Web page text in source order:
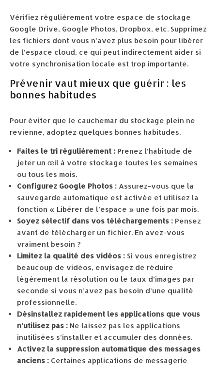
Vérifiez régulièrement votre espace de stockage
Google Drive, Google Photos, Dropbox, etc. Supprimez
les fichiers dont vous n’avez plus besoin pour libérer
de l’espace cloud, ce qui peut indirectement aider si
votre synchronisation locale est trop importante.
Prévenir vaut mieux que guérir : les
bonnes habitudes
Pour éviter que le cauchemar du stockage plein ne
revienne, adoptez quelques bonnes habitudes.
Faites le tri régulièrement : Prenez l’habitude de
jeter un œil à votre stockage toutes les semaines
ou tous les mois.
Configurez Google Photos : Assurez-vous que la
sauvegarde automatique est activée et utilisez la
fonction « Libérer de l’espace » une fois par mois.
Soyez sélectif dans vos téléchargements : Pensez
avant de télécharger un fichier. En avez-vous
vraiment besoin ?
Limitez la qualité des vidéos : Si vous enregistrez
beaucoup de vidéos, envisagez de réduire
légèrement la résolution ou le taux d’images par
seconde si vous n’avez pas besoin d’une qualité
professionnelle.
Désinstallez rapidement les applications que vous
n’utilisez pas : Ne laissez pas les applications
inutilisées s’installer et accumuler des données.
Activez la suppression automatique des messages
anciens : Certaines applications de messagerie